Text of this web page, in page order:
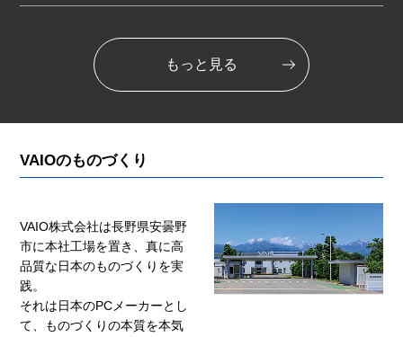
もっと見る
VAIOのものづくり
VAIO株式会社は長野県安曇野
市に本社工場を置き、真に高
品質な日本のものづくりを実
践。
それは日本のPCメーカーとし
て、ものづくりの本質を本気